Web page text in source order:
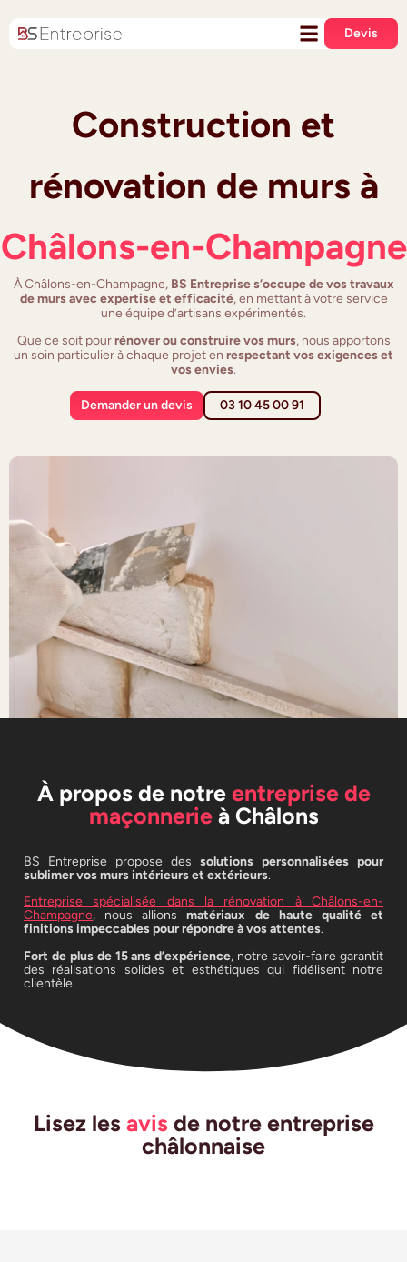
Devis
Construction et
rénovation de murs à
Châlons-en-Champagne
À Châlons-en-Champagne, BS Entreprise s’occupe de vos travaux
de murs avec expertise et efficacité, en mettant à votre service
une équipe d’artisans expérimentés.
Que ce soit pourrénover ou construire vos murs, nous apportons
un soin particulier à chaque projet en respectant vos exigences et
vos envies.
Demander un devis 03 10 45 00 91
À propos de notre entreprise de
maçonnerieà Châlons
BS Entreprise propose des solutions personnalisées pour
sublimer vos murs intérieurs et extérieurs.
Entreprise spécialisée dans la rénovation à Châlons-en-
Champagne, nous allionsmatériaux de haute qualité et
finitions impeccables pour répondre à vos attentes.
Fort de plus de 15 ans d’expérience, notre savoir-faire garantit
des réalisations solides et esthétiques qui fidélisent notre
clientèle.
Lisez les avisde notre entreprise
châlonnaise